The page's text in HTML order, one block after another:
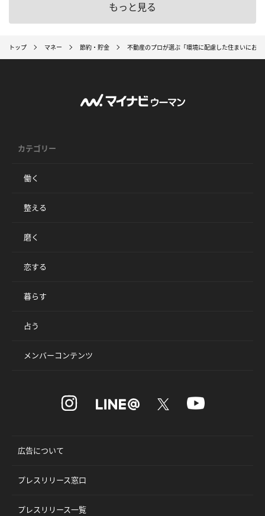
もっと見る
トップ マネー 節約・貯金 不動産のプロが選ぶ「環境に配慮した住まいにお
カテゴリー
働く
整える
磨く
恋する
暮らす
占う
メンバーコンテンツ
広告について
プレスリリース窓口
プレスリリース一覧